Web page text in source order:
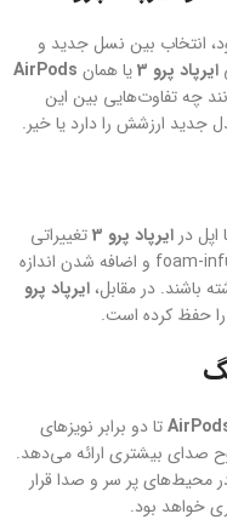
انتخاب بین نسل جدید و
ایرپاد پرو 3 یا همان AirPods
چه تفاوت‌هایی بین این
جدید ارزشش را دارد یا خیر.
در ایرپاد پرو 3
تغییراتی
ظریف ایجاد کرده است. سری‌های جدید foam-infused و اضافه شدن اندازه
ایرپاد پرو
را حفظ کرده است.
تا دو برابر نویزهای
صدای بیشتری ارائه می‌دهد.
محیط‌های پر سر و صدا قرار
خواهد بود.